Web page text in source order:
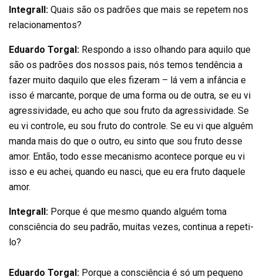
Integrall: Quais são os padrões que mais se repetem nos
relacionamentos?
Eduardo Torgal: Respondo a isso olhando para aquilo que
são os padrões dos nossos pais, nós temos tendência a
fazer muito daquilo que eles fizeram – lá vem a infância e
isso é marcante, porque de uma forma ou de outra, se eu vi
agressividade, eu acho que sou fruto da agressividade. Se
eu vi controle, eu sou fruto do controle. Se eu vi que alguém
manda mais do que o outro, eu sinto que sou fruto desse
amor. Então, todo esse mecanismo acontece porque eu vi
isso e eu achei, quando eu nasci, que eu era fruto daquele
amor.
Integrall: Porque é que mesmo quando alguém toma
consciência do seu padrão, muitas vezes, continua a repeti-
lo?
Eduardo Torgal: Porque a consciência é só um pequeno